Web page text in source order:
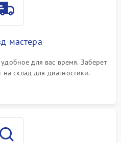
мастера
для вас время. Заберет
склад для диагностики.